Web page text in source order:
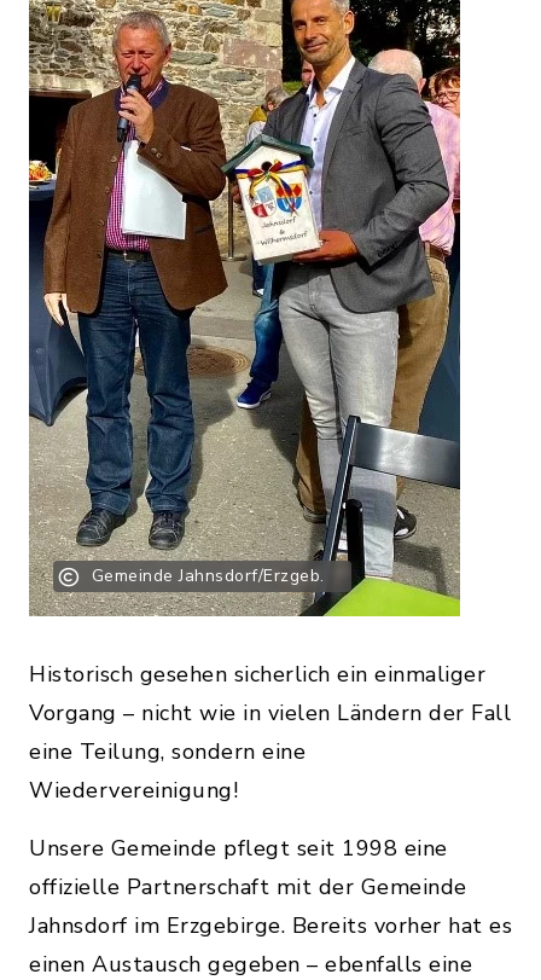
Gemeinde Jahnsdorf/Erzgeb.
Historisch gesehen sicherlich ein einmaliger
Vorgang – nicht wie in vielen Ländern der Fall
eine Teilung, sondern eine
Wiedervereinigung!
Unsere Gemeinde pflegt seit 1998 eine
offizielle Partnerschaft mit der Gemeinde
Jahnsdorf im Erzgebirge. Bereits vorher hat es
einen Austausch gegeben – ebenfalls eine